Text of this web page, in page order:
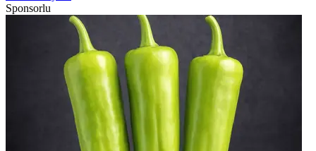
Sponsorlu